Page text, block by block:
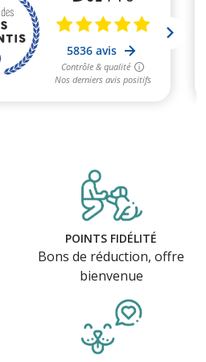
POINTS FIDÉLITÉ
Bons de réduction, offre
bienvenue